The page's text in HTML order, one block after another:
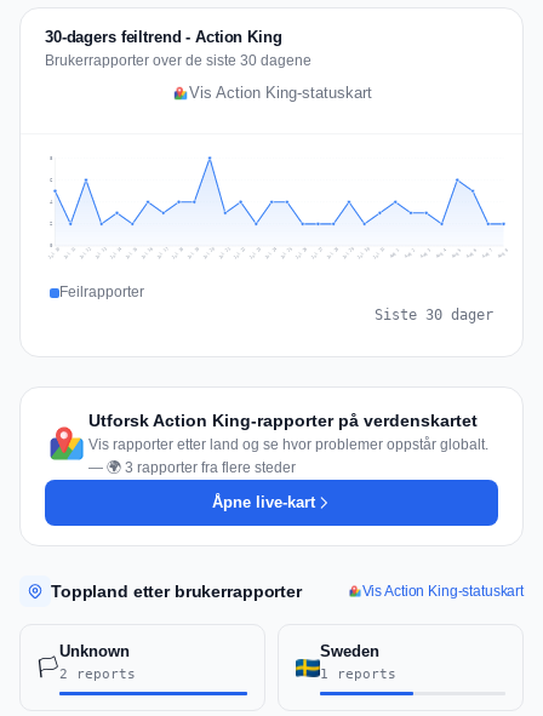
30-dagers feiltrend - Action King
Brukerrapporter over de siste 30 dagene
Vis Action King-statuskart
2
4
6
8
Jul 10 Jul 11 Jul 12 Jul 13 Jul 14 Jul 15 Jul 16 Jul 17 Jul 18 Jul 19 Jul 20 Jul 21 Jul 22 Jul 23 Jul 24 Jul 25 Jul 26 Jul 27 Jul 28 Jul 29 Jul 30 Jul 31 Aug 1 Aug 2 Aug 3 Aug 4 Aug 5 Aug 6 Aug 7 Aug 8
Feilrapporter
Siste 30 dager
Utforsk Action King-rapporter på verdenskartet
Vis rapporter etter land og se hvor problemer oppstår globalt.
— 🌍 3 rapporter fra flere steder
Åpne live-kart
Toppland etter brukerrapporter Vis Action King-statuskart
🏳️
Unknown
2 reports
Sweden
1 reports